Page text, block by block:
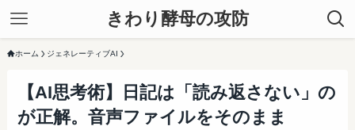
きわり酵母の攻防
ホーム ジェネレーティブAI
【AI思考術】日記は「読み返さない」の
が正解。音声ファイルをそのまま